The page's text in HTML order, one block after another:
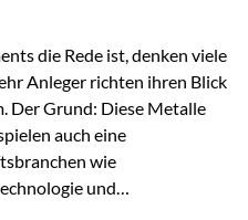
ein nüchterner
die Rede ist, denken viele
Anleger richten ihren Blick
Der Grund: Diese Metalle
auch eine
wie
und